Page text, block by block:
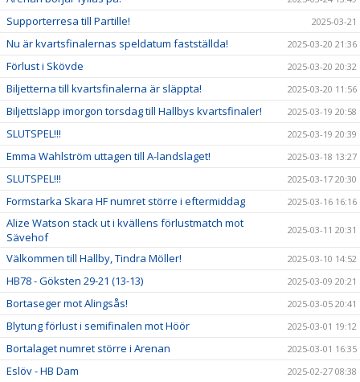
Supporterresa till Partille! 2025-03-21
Nu är kvartsfinalernas speldatum fastställda! 2025-03-20 21:36
Förlust i Skövde 2025-03-20 20:32
Biljetterna till kvartsfinalerna är släppta! 2025-03-20 11:56
Biljettsläpp imorgon torsdag till Hallbys kvartsfinaler! 2025-03-19 20:58
SLUTSPEL!!! 2025-03-19 20:39
Emma Wahlström uttagen till A-landslaget! 2025-03-18 13:27
SLUTSPEL!!! 2025-03-17 20:30
Formstarka Skara HF numret större i eftermiddag 2025-03-16 16:16
Alize Watson stack ut i kvällens förlustmatch mot
Sävehof
2025-03-11 20:31
Välkommen till Hallby, Tindra Möller! 2025-03-10 14:52
HB78 - Göksten 29-21 (13-13) 2025-03-09 20:21
Bortaseger mot Alingsås! 2025-03-05 20:41
Blytung förlust i semifinalen mot Höör 2025-03-01 19:12
Bortalaget numret större i Arenan 2025-03-01 16:35
Eslöv - HB Dam 2025-02-27 08:38